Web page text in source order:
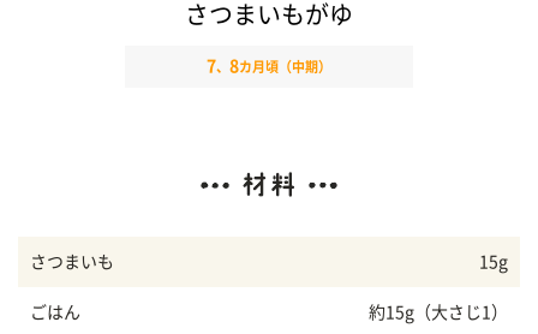
さつまいもがゆ
7、 8カ月頃（中期）
さつまいも 15g
ごはん 約15g（大さじ1）